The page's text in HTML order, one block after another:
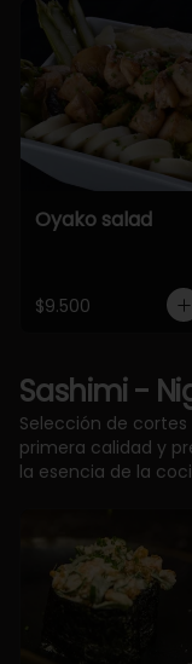
Oyako salad
$9.500
Sashimi -
Selección de
primera calidad y
la esencia de la